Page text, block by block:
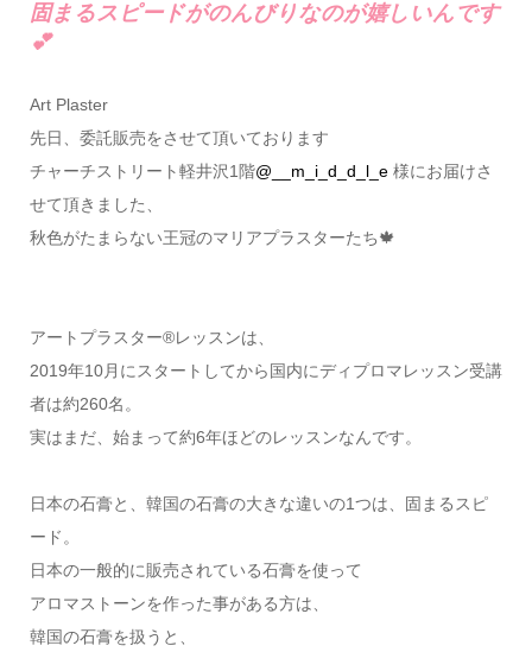
固まるスピードがのんびりなのが嬉しいんです
💕
Art Plaster
先日、委託販売をさせて頂いております
チャーチストリート軽井沢1階@__m_i_d_d_l_e様にお届けさ
せて頂きました、
秋色がたまらない王冠のマリアプラスターたち🍁
アートプラスター®レッスンは、
2019年10月にスタートしてから国内にディプロマレッスン受講
者は約260名。
実はまだ、始まって約6年ほどのレッスンなんです。
日本の石膏と、韓国の石膏の大きな違いの1つは、固まるスピ
ード。
日本の一般的に販売されている石膏を使って
アロマストーンを作った事がある方は、
韓国の石膏を扱うと、